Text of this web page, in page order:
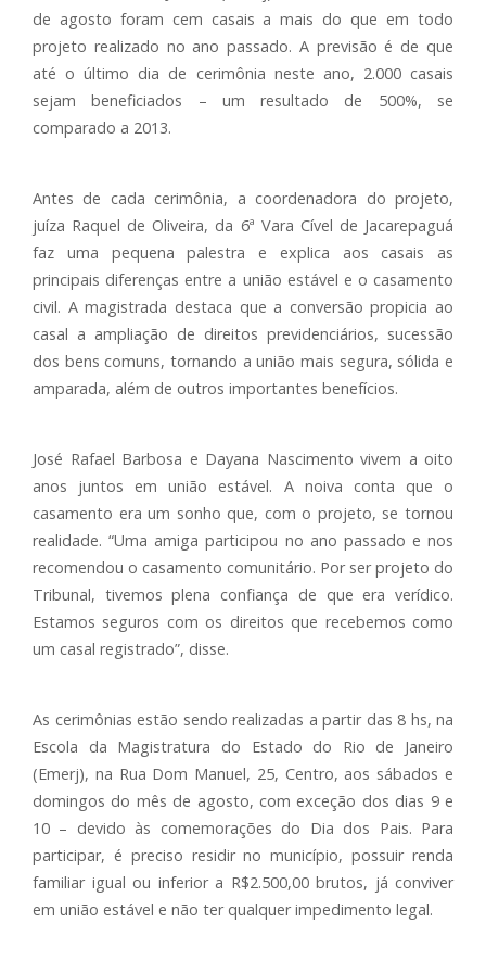
de agosto foram cem casais a mais do que em todo
projeto realizado no ano passado. A previsão é de que
até o último dia de cerimônia neste ano, 2.000 casais
sejam beneficiados – um resultado de 500%, se
comparado a 2013.
Antes de cada cerimônia, a coordenadora do projeto,
juíza Raquel de Oliveira, da 6ª Vara Cível de Jacarepaguá
faz uma pequena palestra e explica aos casais as
principais diferenças entre a união estável e o casamento
civil. A magistrada destaca que a conversão propicia ao
casal a ampliação de direitos previdenciários, sucessão
dos bens comuns, tornando a união mais segura, sólida e
amparada, além de outros importantes benefícios.
José Rafael Barbosa e Dayana Nascimento vivem a oito
anos juntos em união estável. A noiva conta que o
casamento era um sonho que, com o projeto, se tornou
realidade. “Uma amiga participou no ano passado e nos
recomendou o casamento comunitário. Por ser projeto do
Tribunal, tivemos plena confiança de que era verídico.
Estamos seguros com os direitos que recebemos como
um casal registrado”, disse.
As cerimônias estão sendo realizadas a partir das 8 hs, na
Escola da Magistratura do Estado do Rio de Janeiro
(Emerj), na Rua Dom Manuel, 25, Centro, aos sábados e
domingos do mês de agosto, com exceção dos dias 9 e
10 – devido às comemorações do Dia dos Pais. Para
participar, é preciso residir no município, possuir renda
familiar igual ou inferior a R$2.500,00 brutos, já conviver
em união estável e não ter qualquer impedimento legal.